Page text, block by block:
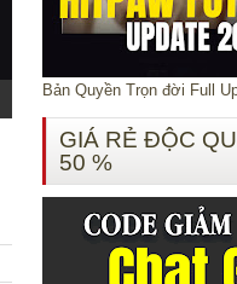
Bản Quyền Trọn đời Full
GIÁ RẺ ĐỘC
50 %